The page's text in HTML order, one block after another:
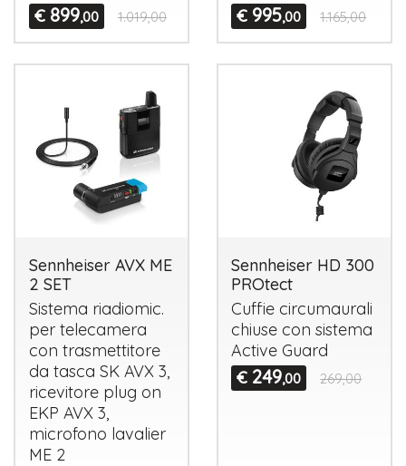
€ 899,00 1.019,00
€ 995,00 1.165,00
Sennheiser AVX ME
2 SET
Sistema riadiomic.
per telecamera
con trasmettitore
da tasca SK AVX3,
ricevitore plug on
EKP AVX3,
microfono lavalier
ME 2
Sennheiser HD 300
PROtect
Cuffie circumaurali
chiuse con sistema
Active Guard
€ 249,00 269,00